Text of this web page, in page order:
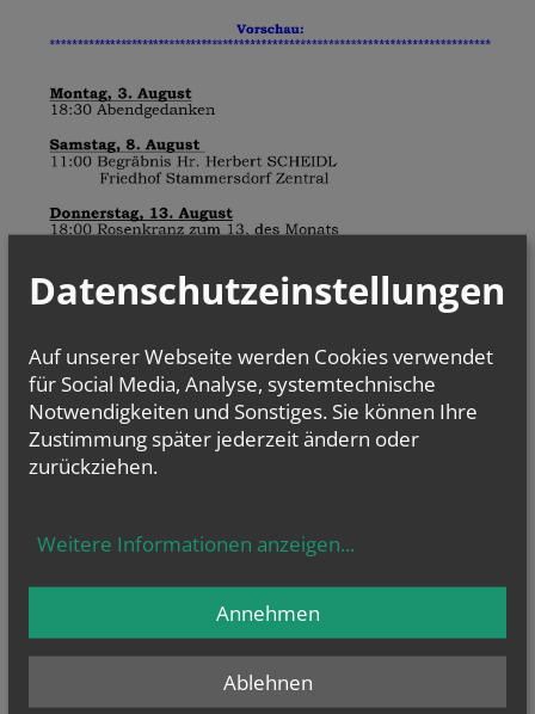
mehr
GOTTESDIENSTE
Datenschutzeinstellungen
Auf unserer Webseite werden Cookies verwendet
für Social Media, Analyse, systemtechnische
Notwendigkeiten und Sonstiges. Sie können Ihre
Zustimmung später jederzeit ändern oder
zurückziehen.
Weitere Informationen anzeigen...
Ablehnen
Annehmen